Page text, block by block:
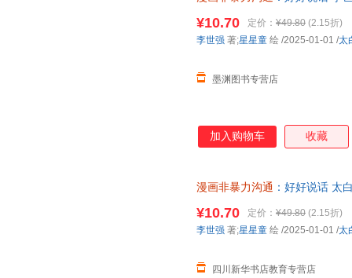
¥10.70 定价： ¥49.80 (2.15折)
墨渊图书专营店
李世强 著;星星童 绘 /2025-01-01 /太
加入购物车 收藏
漫画非暴力沟通 ：好好说话 太
¥10.70 定价： ¥49.80 (2.15折)
四川新华书店教育专营店
李世强 著;星星童 绘 /2025-01-01 /太